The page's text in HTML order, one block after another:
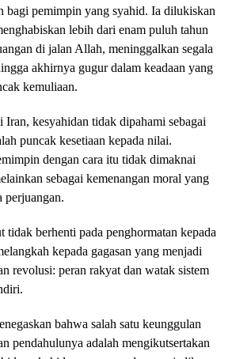
bagi pemimpin yang syahid. Ia dilukiskan
lebih dari enam puluh tahun
di jalan Allah, meninggalkan segala
akhirnya gugur dalam keadaan yang
kemuliaan.
kesyahidan tidak dipahami sebagai
puncak kesetiaan kepada nilai.
dengan cara itu tidak dimaknai
sebagai kemenangan moral yang
perjuangan.
tidak berhenti pada penghormatan kepada
kepada gagasan yang menjadi
revolusi: peran rakyat dan watak sistem
bahwa salah satu keunggulan
pendahulunya adalah mengikutsertakan